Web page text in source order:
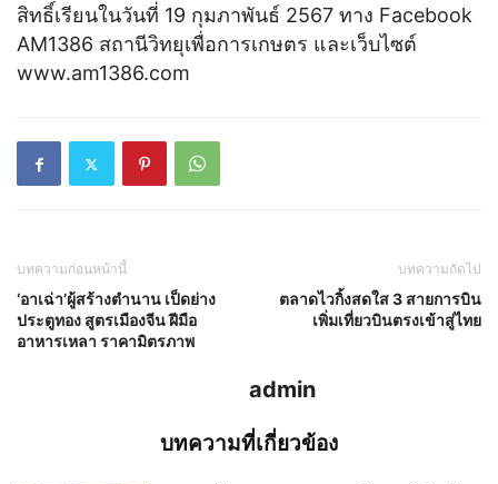
สิทธิ์เรียนในวันที่ 19 กุมภาพันธ์ 2567 ทาง Facebook
AM1386 สถานีวิทยุเพื่อการเกษตร และเว็บไซต์
www.am1386.com
บทความก่อนหน้านี้
‘อาเฉ่า’ผู้สร้างตำนาน เป็ดย่าง
ประตูทอง สูตรเมืองจีน ฝีมือ
อาหารเหลา ราคามิตรภาพ
บทความถัดไป
ตลาดไวกิ้งสดใส 3 สายการบิน
เพิ่มเที่ยวบินตรงเข้าสู่ไทย
admin
บทความที่เกี่ยวข้อง